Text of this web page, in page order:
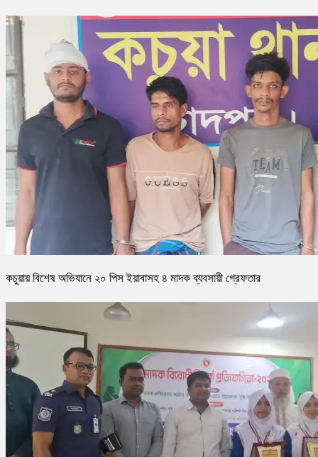
কচুয়ায় বিশেষ অভিযানে ২০ পিস ইয়াবাসহ ৪ মাদক ব্যবসায়ী গ্রেফতার